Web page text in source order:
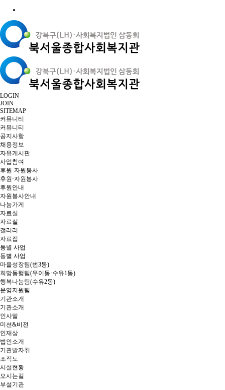
LOGIN
JOIN
SITEMAP
커뮤니티
커뮤니티
공지사항
채용정보
자유게시판
사업참여
후원·자원봉사
후원·자원봉사
후원안내
자원봉사안내
나눔가게
자료실
자료실
갤러리
자료집
동별 사업
동별 사업
마을성장팀(번3동)
희망동행팀(우이동·수유1동)
행복나눔팀(수유2동)
운영지원팀
기관소개
기관소개
인사말
미션&비전
인재상
법인소개
기관발자취
조직도
시설현황
오시는길
부설기관